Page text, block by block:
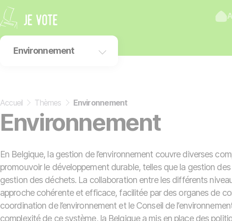
Environnement
Enseignement
International
Économie
Accueil Thèmes Environnement
Environnement
En Belgique, la gestion de l’environnement couvre diverses
promouvoir le développement durable, telles que la gestion des
gestion des déchets. La collaboration entre les différents
approche cohérente et efficace, facilitée par des organes de
coordination de l’environnement et le Conseil de
complexité de ce système, la Belgique a mis en place des
Panneau de gestion des cookies